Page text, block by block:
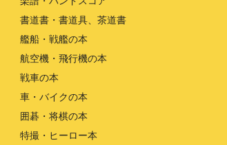
書道書・書道具、茶道書
艦船・戦艦の本
航空機・飛行機の本
戦車の本
車・バイクの本
囲碁・将棋の本
特撮・ヒーロー本